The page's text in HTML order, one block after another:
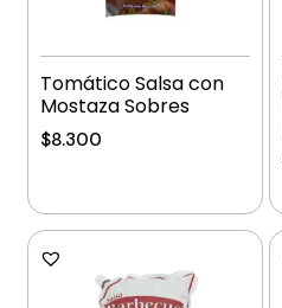
Tomático Salsa con
Mostaza Sobres
$8.300